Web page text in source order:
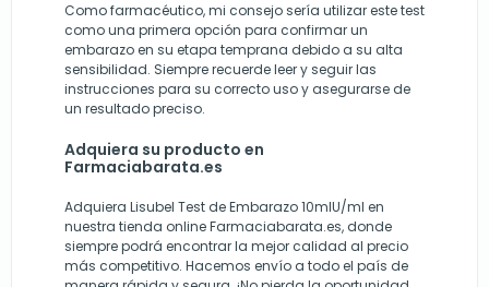
Como farmacéutico, mi consejo sería utilizar este test
como una primera opción para confirmar un
embarazo en su etapa temprana debido a su alta
sensibilidad. Siempre recuerde leer y seguir las
instrucciones para su correcto uso y asegurarse de
un resultado preciso.
Adquiera su producto en
Farmaciabarata.es
Adquiera Lisubel Test de Embarazo 10mlU/ml en
nuestra tienda online Farmaciabarata.es, donde
siempre podrá encontrar la mejor calidad al precio
más competitivo. Hacemos envío a todo el país de